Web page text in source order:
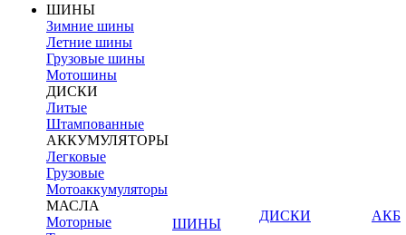
ШИНЫ
Зимние шины
Летние шины
Грузовые шины
Мотошины
ДИСКИ
Литые
Штампованные
АККУМУЛЯТОРЫ
Легковые
Грузовые
Мотоаккумуляторы
МАСЛА
Моторные
ШИНЫ
ДИСКИ
АКБ